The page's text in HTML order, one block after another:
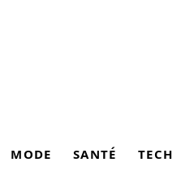
MODE SANTÉ TECH